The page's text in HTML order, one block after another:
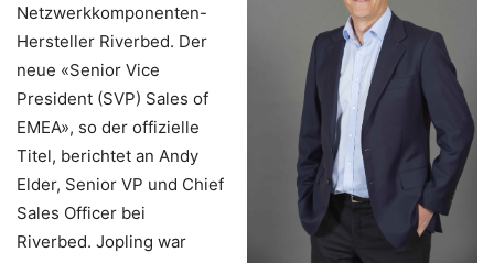
Netzwerkkomponenten-
Hersteller Riverbed. Der
neue «Senior Vice
President (SVP) Sales of
EMEA», so der offizielle
Titel, berichtet an Andy
Elder, Senior VP und Chief
Sales Officer bei
Riverbed. Jopling war